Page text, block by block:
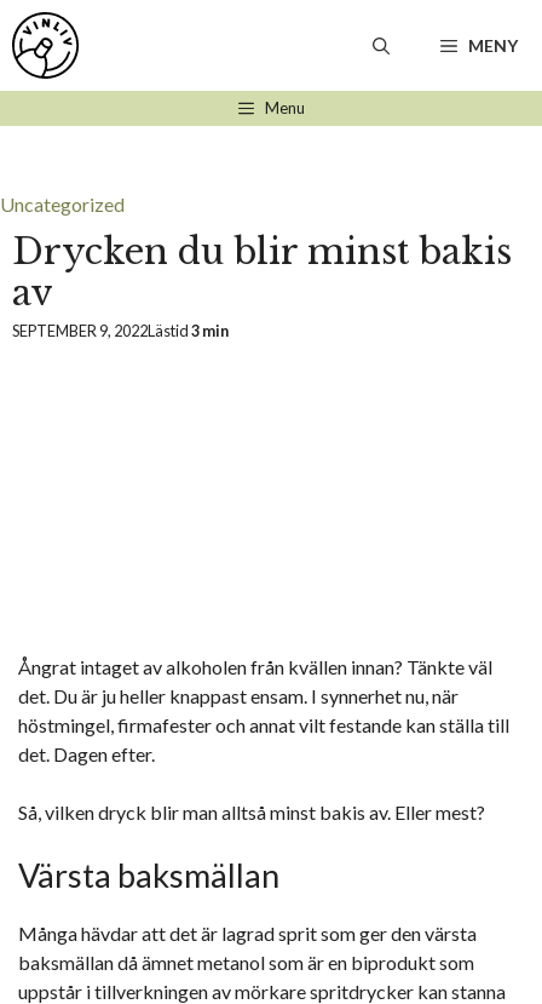
Hoppa
till
innehåll
MENY
Menu
Uncategorized
Drycken du blir minst bakis
av
SEPTEMBER 9, 2022Lästid3 min
Ångrat intaget av alkoholen från kvällen innan? Tänkte väl
det. Du är ju heller knappast ensam. I synnerhet nu, när
höstmingel, firmafester och annat vilt festande kan ställa till
det. Dagen efter.
Så, vilken dryck blir man alltså minst bakis av. Eller mest?
Värsta baksmällan
Många hävdar att det är lagrad sprit som ger den värsta
baksmällan då ämnet metanol som är en biprodukt som
uppstår i tillverkningen av mörkare spritdrycker kan stanna